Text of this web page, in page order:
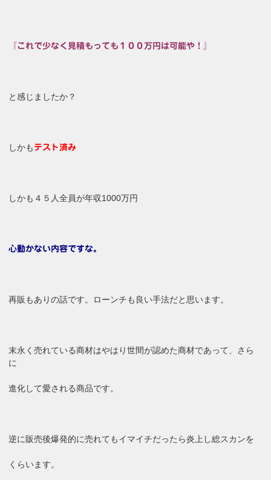
『これで少なく見積もっても１００万円は可能や！』
と感じましたか？
しかも テスト済み
しかも４５人全員が年収1000万円
心動かない内容ですな。
再販もありの話です。ローンチも良い手法だと思います。
末永く売れている商材はやはり世間が認めた商材であって、さら
に
進化して愛される商品です。
逆に販売後爆発的に売れてもイマイチだったら炎上し総スカンを
くらいます。